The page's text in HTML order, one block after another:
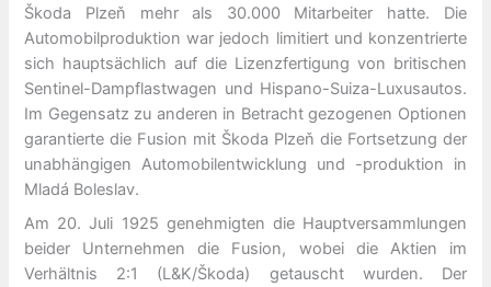
Škoda Plzeň mehr als 30.000 Mitarbeiter hatte. Die
Automobilproduktion war jedoch limitiert und konzentrierte
sich hauptsächlich auf die Lizenzfertigung von britischen
Sentinel-Dampflastwagen und Hispano-Suiza-Luxusautos.
Im Gegensatz zu anderen in Betracht gezogenen Optionen
garantierte die Fusion mit Škoda Plzeň die Fortsetzung der
unabhängigen Automobilentwicklung und -produktion in
Mladá Boleslav.
Am 20. Juli 1925 genehmigten die Hauptversammlungen
beider Unternehmen die Fusion, wobei die Aktien im
Verhältnis 2:1 (L&K/Škoda) getauscht wurden. Der